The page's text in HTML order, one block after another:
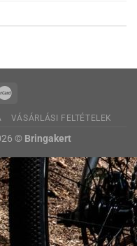
VÁSÁRLÁSI FELTÉTELEK
© Bringakert